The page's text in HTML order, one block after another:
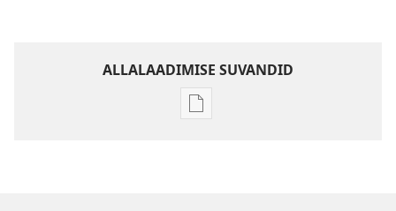
ALLALAADIMISE SUVANDID
Väljaannete